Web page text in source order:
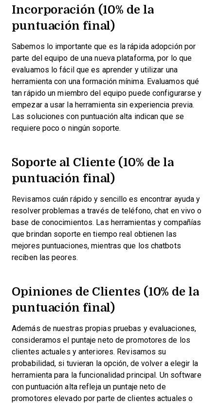
Incorporación (10% de la
puntuación final)
Sabemos lo importante que es la rápida adopción por
parte del equipo de una nueva plataforma, por lo que
evaluamos lo fácil que es aprender y utilizar una
herramienta con una formación mínima. Evaluamos qué
tan rápido un miembro del equipo puede configurarse y
empezar a usar la herramienta sin experiencia previa.
Las soluciones con puntuación alta indican que se
requiere poco o ningún soporte.
Soporte al Cliente (10% de la
puntuación final)
Revisamos cuán rápido y sencillo es encontrar ayuda y
resolver problemas a través de teléfono, chat en vivo o
base de conocimientos. Las herramientas y compañías
que brindan soporte en tiempo real obtienen las
mejores puntuaciones, mientras que los chatbots
reciben las peores.
Opiniones de Clientes (10% de la
puntuación final)
Además de nuestras propias pruebas y evaluaciones,
consideramos el puntaje neto de promotores de los
clientes actuales y anteriores. Revisamos su
probabilidad, si tuvieran la opción, de volver a elegir la
herramienta para la funcionalidad principal. Un software
con puntuación alta refleja un puntaje neto de
promotores elevado por parte de clientes actuales o